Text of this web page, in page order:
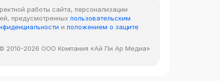
работы сайта, персонализации
предусмотренных пользовательским
и положением о защите
2010-2026 ООО Компания «Ай Пи Ар Медиа»